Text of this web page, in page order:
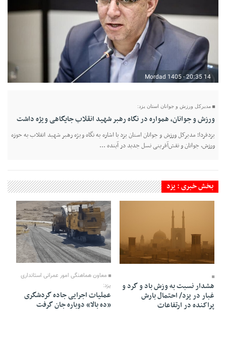
14 Mordad 1405 - 20:35
مدیرکل ورزش و جوانان استان یزد:
ورزش و جوانان، همواره در نگاه رهبر شهید انقلاب جایگاهی ویژه داشت
یزدفردا؛ مدیرکل ورزش و جوانان استان یزد با اشاره به نگاه ویژه رهبر شهید انقلاب به حوزه
ورزش، جوانان و نقش‌آفرینی نسل جدید در آینده ...
بخش خبری : یزد
13 Mordad 1405 - 14:28
هشدار نسبت به وزش باد و گرد و
غبار در یزد/ احتمال بارش
پراکنده در ارتفاعات
13 Mordad 1405 - 11:31
معاون هماهنگی امور عمرانی استانداری
یزد:
عملیات اجرایی جاده گردشگری
«ده بالا‌» دوباره جان گرفت